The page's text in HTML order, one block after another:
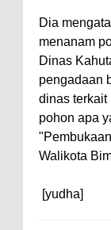
Dia
menanam
Dinas
pengadaan
dinas
pohon apa
Walikota
[yudha]